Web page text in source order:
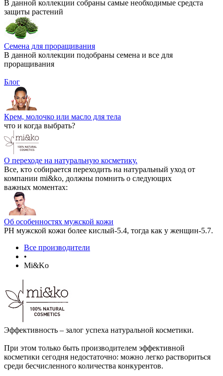
В данной коллекции собраны самые необходимые средста
защиты растений
Семена для проращивания
В данной коллекции подобраны семена и все для
проращивания
Блог
Крем, молочко или масло для тела
что и когда выбрать?
О переходе на натуральную косметику.
Все, кто собирается переходить на натуральный уход от
компании mi&ko, должны помнить о следующих
важных моментах:
Об особенностях мужской кожи
РН мужской кожи более кислый-5.4, тогда как у женщин-5.7.
Все производители
•
Mi&Ko
Эффективность – залог успеха натуральной косметики.
При этом только быть производителем эффективной
косметики сегодня недостаточно: можно легко раствориться
среди бесчисленного количества конкурентов.